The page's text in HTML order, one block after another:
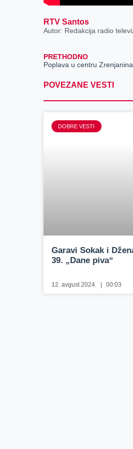
RTV Santos
Autor: Redakcija radio
PRETHODNO
POVEZANE VESTI
DOBRE VESTI
Garavi Sokak i
39. „Dane piva“
12. avgust 2024. 00:03